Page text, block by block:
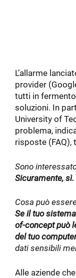
L’allarme
provider
tutti in
soluzioni. In
University of
problema,
risposte (FAQ),
Sono
Sicuramente, sì.
Cosa può
Se il tuo
of-concept può
del tuo
dati sensibili
Alle aziende